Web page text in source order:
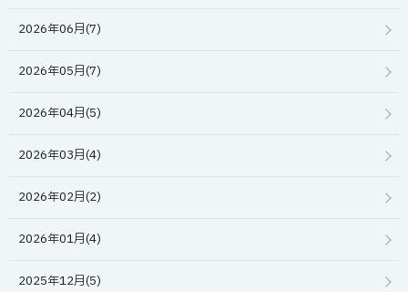
2026年06月(7)
2026年05月(7)
2026年04月(5)
2026年03月(4)
2026年02月(2)
2026年01月(4)
2025年12月(5)